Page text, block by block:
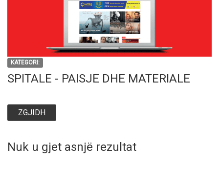
KATEGORI:
SPITALE - PAISJE DHE MATERIALE
ZGJIDH
Nuk u gjet asnjë rezultat